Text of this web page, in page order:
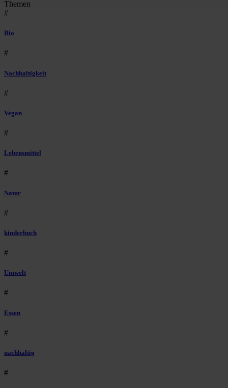
Themen
#
Bio
#
Nachhaltigkeit
#
Vegan
#
Lebensmittel
#
Natur
#
kinderbuch
#
Umwelt
#
Essen
#
nachhaltig
#